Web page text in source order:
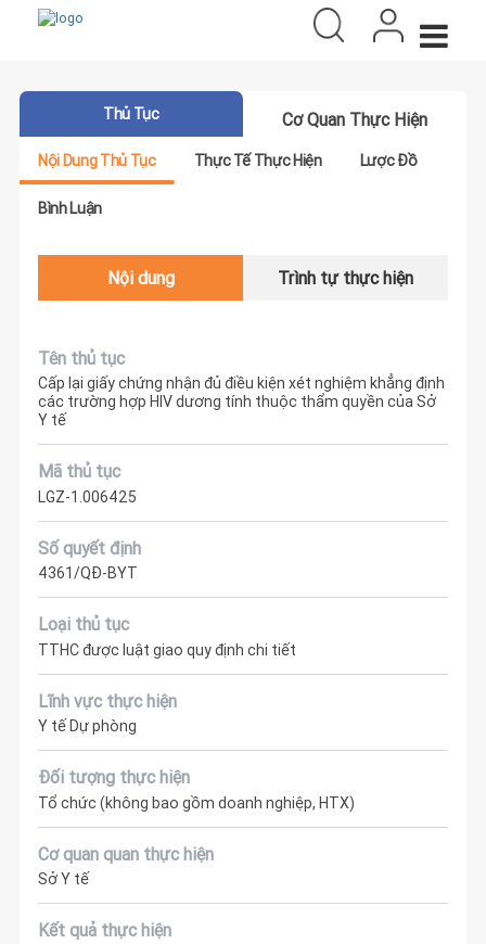
Thủ Tục Cơ Quan Thực Hiện
Nội Dung Thủ Tục Thực Tế Thực Hiện Lược Đồ
Bình Luận
Nội dung Trình tự thực hiện
Tên thủ tục
Cấp lại giấy chứng nhận đủ điều kiện xét nghiệm khẳng định
các trường hợp HIV dương tính thuộc thẩm quyền của Sở
Y tế
Mã thủ tục
LGZ-1.006425
Số quyết định
4361/QĐ-BYT
Loại thủ tục
TTHC được luật giao quy định chi tiết
Lĩnh vực thực hiện
Y tế Dự phòng
Đối tượng thực hiện
Tổ chức (không bao gồm doanh nghiệp, HTX)
Cơ quan quan thực hiện
Sở Y tế
Kết quả thực hiện